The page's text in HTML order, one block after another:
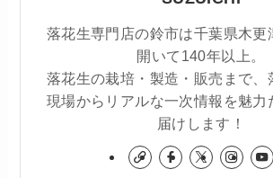
落花生専門店の鈴市は千葉県木更
開いて140年以上。
落花生の栽培・製造・販売まで、
現場からリアルな一次情報を魅力
届けします！